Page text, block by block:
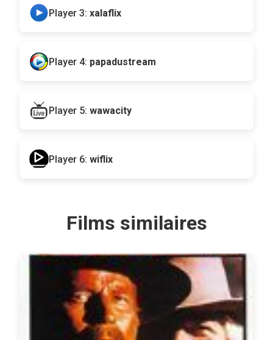
Player 3: xalaflix
Player 4: papadustream
Player 5: wawacity
Player 6: wiflix
Films similaires